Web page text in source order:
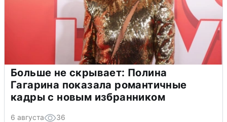
Больше не скрывает: Полина
Гагарина показала романтичные
кадры с новым избранником
6 августа 36